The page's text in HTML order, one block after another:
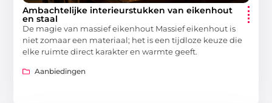
Ambachtelijke interieurstukken van eikenhout
en staal
De magie van massief eikenhout Massief eikenhout is
niet zomaar een materiaal; het is een tijdloze keuze die
elke ruimte direct karakter en warmte geeft.
Aanbiedingen